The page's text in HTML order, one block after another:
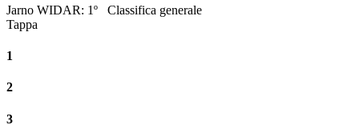
Jarno WIDAR: 1º
Classifica generale
Tappa
1
2
3